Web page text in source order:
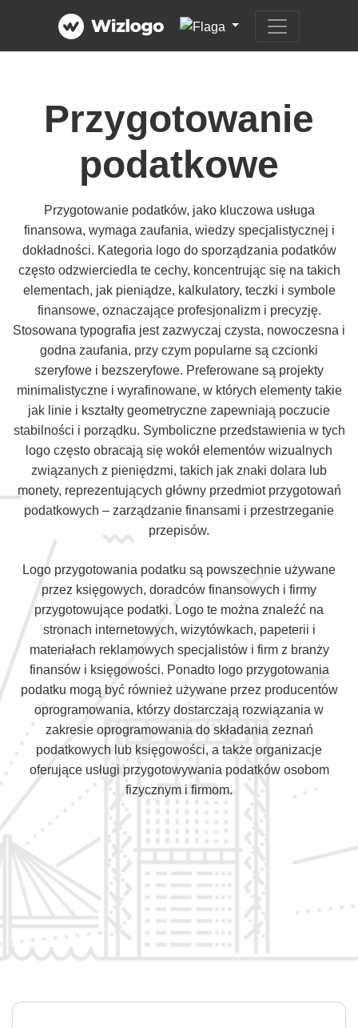
Przygotowanie
podatkowe
Przygotowanie podatków, jako kluczowa usługa
finansowa, wymaga zaufania, wiedzy specjalistycznej i
dokładności. Kategoria logo do sporządzania podatków
często odzwierciedla te cechy, koncentrując się na takich
elementach, jak pieniądze, kalkulatory, teczki i symbole
finansowe, oznaczające profesjonalizm i precyzję.
Stosowana typografia jest zazwyczaj czysta, nowoczesna i
godna zaufania, przy czym popularne są czcionki
szeryfowe i bezszeryfowe. Preferowane są projekty
minimalistyczne i wyrafinowane, w których elementy takie
jak linie i kształty geometryczne zapewniają poczucie
stabilności i porządku. Symboliczne przedstawienia w tych
logo często obracają się wokół elementów wizualnych
związanych z pieniędzmi, takich jak znaki dolara lub
monety, reprezentujących główny przedmiot przygotowań
podatkowych – zarządzanie finansami i przestrzeganie
przepisów.
Logo przygotowania podatku są powszechnie używane
przez księgowych, doradców finansowych i firmy
przygotowujące podatki. Logo te można znaleźć na
stronach internetowych, wizytówkach, papeterii i
materiałach reklamowych specjalistów i firm z branży
finansów i księgowości. Ponadto logo przygotowania
podatku mogą być również używane przez producentów
oprogramowania, którzy dostarczają rozwiązania w
zakresie oprogramowania do składania zeznań
podatkowych lub księgowości, a także organizacje
oferujące usługi przygotowywania podatków osobom
fizycznym i firmom.